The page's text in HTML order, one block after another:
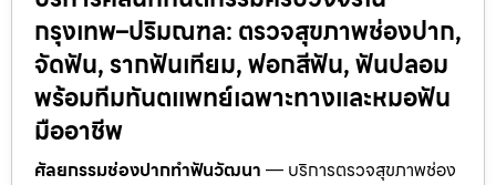
กรุงเทพ–ปริมณฑล: ตรวจสุขภาพช่องปาก,
จัดฟัน, รากฟันเทียม, ฟอกสีฟัน, ฟันปลอม
พร้อมทีมทันตแพทย์เฉพาะทางและหมอฟัน
มืออาชีพ
ศัลยกรรมช่องปากทำฟันวัฒนา — บริการตรวจสุขภาพช่อง